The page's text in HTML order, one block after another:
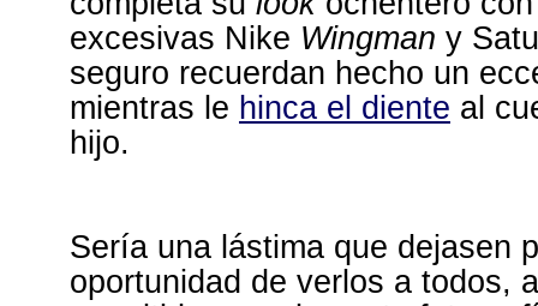
excesivas Nike Wingman y
seguro recuerdan hecho un
mientras le hinca el diente al
hijo.
Sería una lástima que dejasen
oportunidad de verlos a todos,